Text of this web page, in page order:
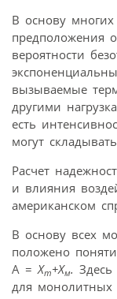
В основу
предположения
вероятности
вызываемые
другими
есть
могут
Расчет
и влияния
американском
В основу всех
положено
А =Хт+Хм.
для монолитных